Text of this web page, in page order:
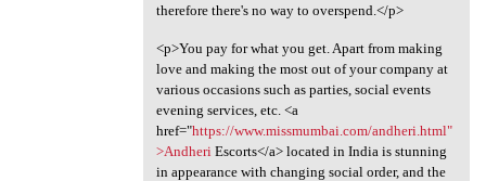
therefore there's no way to overspend.</p>
<p>You pay for what you get. Apart from making
love and making the most out of your company at
various occasions such as parties, social events
evening services, etc. <a
href="https://www.missmumbai.com/andheri.html"
>Andheri Escorts</a> located in India is stunning
in appearance with changing social order, and the